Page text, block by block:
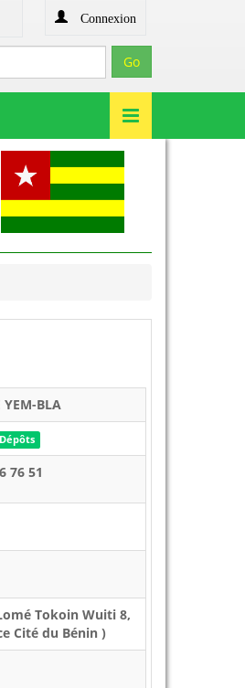
Connexion
YEM-BLA
76 51
Tokoin Wuiti 8,
Cité du Bénin )